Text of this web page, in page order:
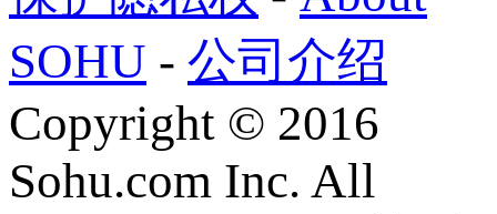
SOHU - 公司介绍
Copyright © 2016
Sohu.com Inc. All